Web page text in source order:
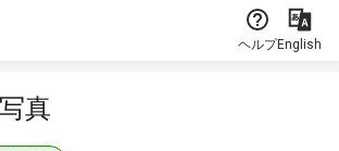
ヘルプEnglish
真